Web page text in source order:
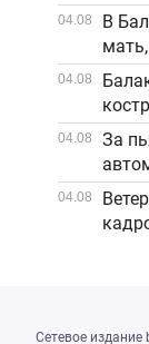
04.08
В
04.08
04.08
За
04.08
Сетевое издание